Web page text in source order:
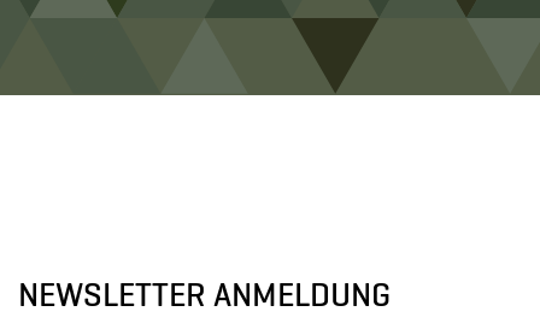
NEWSLETTER ANMELDUNG